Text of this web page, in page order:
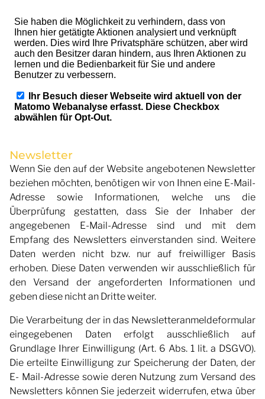
Newsletter
Wenn Sie den auf der Website angebotenen Newsletter
beziehen möchten, benötigen wir von Ihnen eine E-Mail-
Adresse sowie Informationen, welche uns die
Überprüfung gestatten, dass Sie der Inhaber der
angegebenen E-Mail-Adresse sind und mit dem
Empfang des Newsletters einverstanden sind. Weitere
Daten werden nicht bzw. nur auf freiwilliger Basis
erhoben. Diese Daten verwenden wir ausschließlich für
den Versand der angeforderten Informationen und
geben diese nicht an Dritte weiter.
Die Verarbeitung der in das Newsletteranmeldeformular
eingegebenen Daten erfolgt ausschließlich auf
Grundlage Ihrer Einwilligung (Art. 6 Abs. 1 lit. a DSGVO).
Die erteilte Einwilligung zur Speicherung der Daten, der
E- Mail-Adresse sowie deren Nutzung zum Versand des
Newsletters können Sie jederzeit widerrufen, etwa über